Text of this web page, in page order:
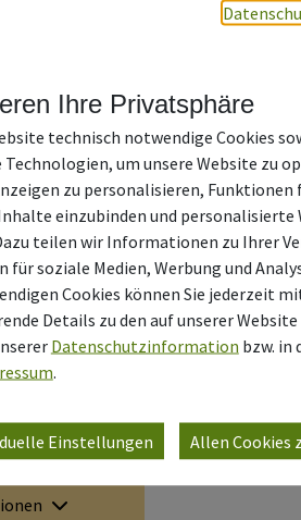
Copyright öffnen
ab € 179
sowie in die
sind
Landschaft der
Ihre Privatsphäre
technisch notwendige Cookies
um unsere Website zu
zu personalisieren, Funktionen
einzubinden und personalisierte
teilen wir Informationen zu Ihrer
soziale Medien, Werbung und
Cookies können Sie jederzeit
Details zu den auf unserer Website
Datenschutzinformation bzw. in
.
Einstellungen Allen Cookies